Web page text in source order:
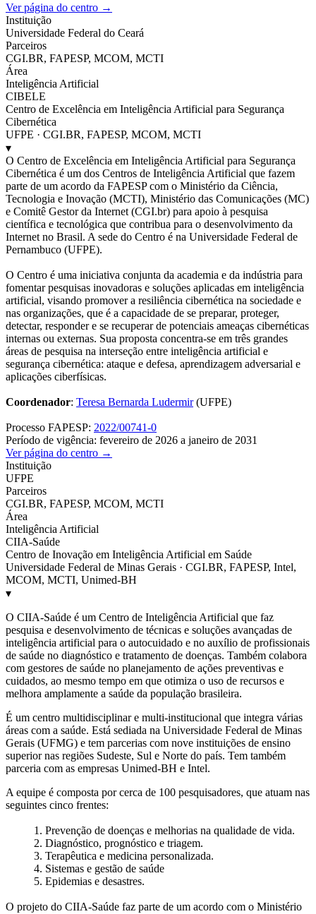
Ver página do centro →
Instituição
Universidade Federal do Ceará
Parceiros
CGI.BR, FAPESP, MCOM, MCTI
Área
Inteligência Artificial
CIBELE
Centro de Excelência em Inteligência Artificial para Segurança
Cibernética
UFPE · CGI.BR, FAPESP, MCOM, MCTI
▾
O Centro de Excelência em Inteligência Artificial para Segurança
Cibernética é um dos Centros de Inteligência Artificial que fazem
parte de um acordo da FAPESP com o Ministério da Ciência,
Tecnologia e Inovação (MCTI), Ministério das Comunicações (MC)
e Comitê Gestor da Internet (CGI.br) para apoio à pesquisa
científica e tecnológica que contribua para o desenvolvimento da
Internet no Brasil. A sede do Centro é na Universidade Federal de
Pernambuco (UFPE).
O Centro é uma iniciativa conjunta da academia e da indústria para
fomentar pesquisas inovadoras e soluções aplicadas em inteligência
artificial, visando promover a resiliência cibernética na sociedade e
nas organizações, que é a capacidade de se preparar, proteger,
detectar, responder e se recuperar de potenciais ameaças cibernéticas
internas ou externas. Sua proposta concentra-se em três grandes
áreas de pesquisa na interseção entre inteligência artificial e
segurança cibernética: ataque e defesa, aprendizagem adversarial e
aplicações ciberfísicas.
Coordenador: Teresa Bernarda Ludermir(UFPE)
Processo FAPESP: 2022/00741-0
Período de vigência: fevereiro de 2026 a janeiro de 2031
Ver página do centro →
Instituição
UFPE
Parceiros
CGI.BR, FAPESP, MCOM, MCTI
Área
Inteligência Artificial
CIIA-Saúde
Centro de Inovação em Inteligência Artificial em Saúde
Universidade Federal de Minas Gerais · CGI.BR, FAPESP, Intel,
MCOM, MCTI, Unimed-BH
▾
O CIIA-Saúde é um Centro de Inteligência Artificial que faz
pesquisa e desenvolvimento de técnicas e soluções avançadas de
inteligência artificial para o autocuidado e no auxílio de profissionais
de saúde no diagnóstico e tratamento de doenças. Também colabora
com gestores de saúde no planejamento de ações preventivas e
cuidados, ao mesmo tempo em que otimiza o uso de recursos e
melhora amplamente a saúde da população brasileira.
É um centro multidisciplinar e multi-institucional que integra várias
áreas com a saúde. Está sediada na Universidade Federal de Minas
Gerais (UFMG) e tem parcerias com nove instituições de ensino
superior nas regiões Sudeste, Sul e Norte do país. Tem também
parceria com as empresas Unimed-BH e Intel.
A equipe é composta por cerca de 100 pesquisadores, que atuam nas
seguintes cinco frentes:
1. Prevenção de doenças e melhorias na qualidade de vida.
2. Diagnóstico, prognóstico e triagem.
3. Terapêutica e medicina personalizada.
4. Sistemas e gestão de saúde
5. Epidemias e desastres.
O projeto do CIIA-Saúde faz parte de um acordo com o Ministério